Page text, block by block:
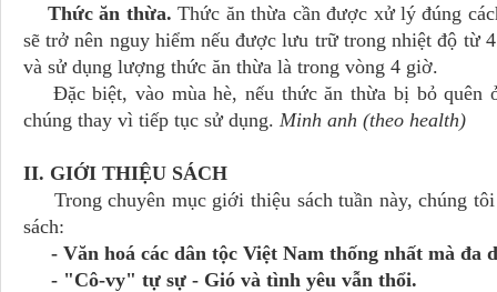
Thức ăn thừa. Thức ăn thừa cần được xử lý đúng
sẽ trở nên nguy hiểm nếu được lưu trữ trong nhiệt độ từ
và sử dụng lượng thức ăn thừa là trong vòng 4 giờ.
Đặc biệt, vào mùa hè, nếu thức ăn thừa bị bỏ quên
chúng thay vì tiếp tục sử dụng. Minh anh (theo health)
II. GIỚI THIỆU SÁCH
Trong chuyên mục giới thiệu sách tuần này, chúng
sách:
- Văn hoá các dân tộc Việt Nam thống nhất mà đa
- "Cô-vy" tự sự - Gió và tình yêu vẫn thổi.